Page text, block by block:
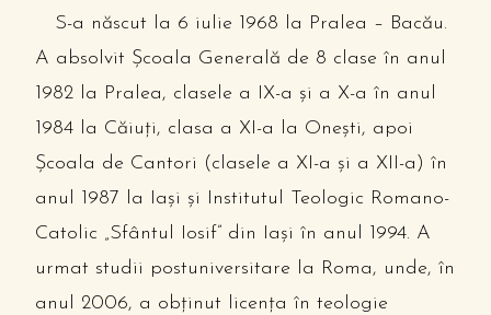
S-a născut la 6 iulie 1968 la Pralea – Bacău.
A absolvit Şcoala Generală de 8 clase în anul
1982 la Pralea, clasele a IX-a şi a X-a în anul
1984 la Căiuţi, clasa a XI-a la Oneşti, apoi
Şcoala de Cantori (clasele a XI-a şi a XII-a) în
anul 1987 la Iaşi şi Institutul Teologic Romano-
Catolic „Sfântul Iosif” din Iaşi în anul 1994. A
urmat studii postuniversitare la Roma, unde, în
anul 2006, a obţinut licenţa în teologie